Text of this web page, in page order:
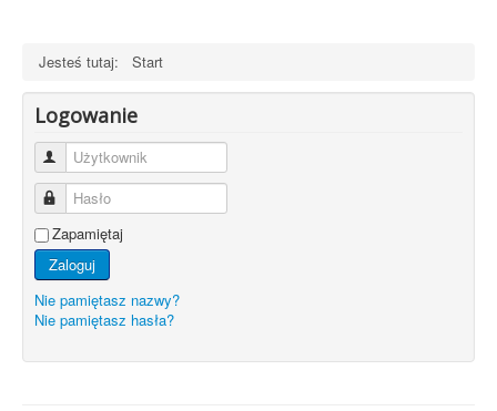
Jesteś tutaj: Start
Logowanie
Użytkownik
Hasło
Zapamiętaj
Zaloguj
Nie pamiętasz nazwy?
Nie pamiętasz hasła?